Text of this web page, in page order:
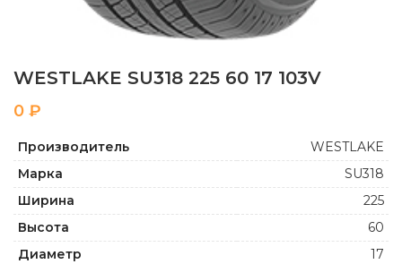
WESTLAKE SU318 225 60 17 103V
₽
Производитель
WESTLAKE
Марка
SU318
Ширина
225
Высота
60
Диаметр
17